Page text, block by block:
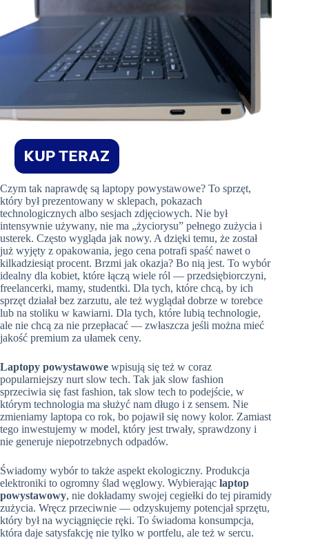
Czym tak naprawdę są laptopy powystawowe? To sprzęt,
który był prezentowany w sklepach, pokazach
technologicznych albo sesjach zdjęciowych. Nie był
intensywnie używany, nie ma „życiorysu” pełnego zużycia i
usterek. Często wygląda jak nowy. A dzięki temu, że został
już wyjęty z opakowania, jego cena potrafi spaść nawet o
kilkadziesiąt procent. Brzmi jak okazja? Bo nią jest. To wybór
idealny dla kobiet, które łączą wiele ról — przedsiębiorczyni,
freelancerki, mamy, studentki. Dla tych, które chcą, by ich
sprzęt działał bez zarzutu, ale też wyglądał dobrze w torebce
lub na stoliku w kawiarni. Dla tych, które lubią technologie,
ale nie chcą za nie przepłacać — zwłaszcza jeśli można mieć
jakość premium za ułamek ceny.
Laptopy powystawowe wpisują się też w coraz
popularniejszy nurt slow tech. Tak jak slow fashion
sprzeciwia się fast fashion, tak slow tech to podejście, w
którym technologia ma służyć nam długo i z sensem. Nie
zmieniamy laptopa co rok, bo pojawił się nowy kolor. Zamiast
tego inwestujemy w model, który jest trwały, sprawdzony i
nie generuje niepotrzebnych odpadów.
Świadomy wybór to także aspekt ekologiczny. Produkcja
elektroniki to ogromny ślad węglowy. Wybierając laptop
powystawowy, nie dokładamy swojej cegiełki do tej piramidy
zużycia. Wręcz przeciwnie — odzyskujemy potencjał sprzętu,
który był na wyciągnięcie ręki. To świadoma konsumpcja,
która daje satysfakcję nie tylko w portfelu, ale też w sercu.